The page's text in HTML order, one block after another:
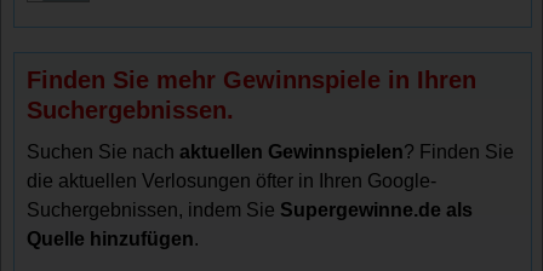
Finden Sie mehr Gewinnspiele in Ihren
Suchergebnissen.
Suchen Sie nachaktuellen Gewinnspielen? Finden Sie
die aktuellen Verlosungen öfter in Ihren Google-
Suchergebnissen, indem Sie Supergewinne.de als
Quelle hinzufügen.